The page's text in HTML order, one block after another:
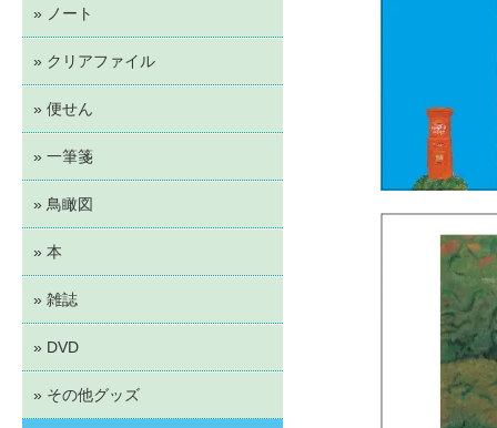
» ノート
» クリアファイル
» 便せん
» 一筆箋
» 鳥瞰図
» 本
» 雑誌
» DVD
» その他グッズ